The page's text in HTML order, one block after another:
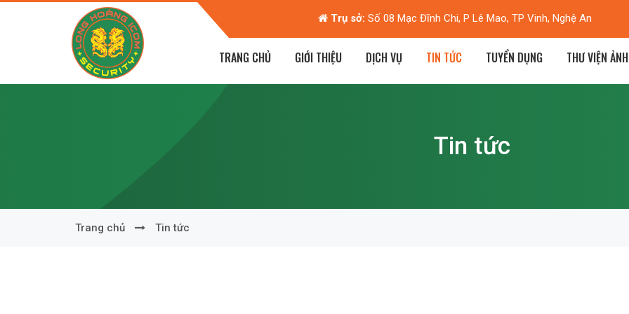
P Lê Mao, TP Vinh, Nghệ An Hà Nội: Biệt thự M2-L7, KĐT Dương Nội, Hà Đông, Hà Nội
TRANG CHỦ GIỚI THIỆU DỊCH VỤ TIN TỨC TUYỂN DỤNG THƯ VIỆN ẢNH
Tin tức
Trang chủ Tin tức